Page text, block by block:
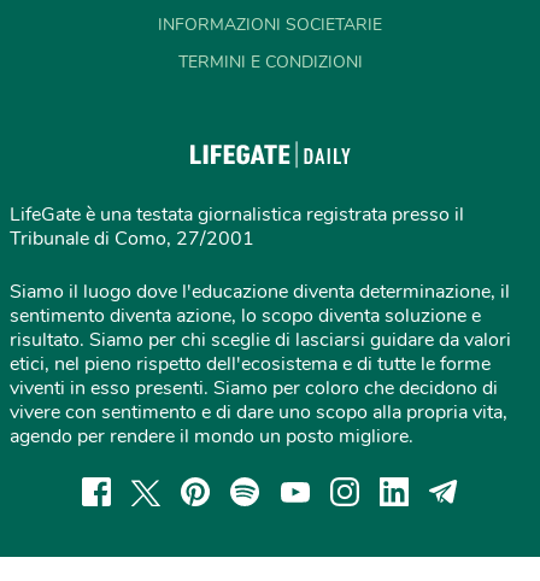
INFORMAZIONI SOCIETARIE
TERMINI E CONDIZIONI
LifeGate è una testata giornalistica registrata presso il
Tribunale di Como, 27/2001
Siamo il luogo dove l'educazione diventa determinazione, il
sentimento diventa azione, lo scopo diventa soluzione e
risultato. Siamo per chi sceglie di lasciarsi guidare da valori
etici, nel pieno rispetto dell'ecosistema e di tutte le forme
viventi in esso presenti. Siamo per coloro che decidono di
vivere con sentimento e di dare uno scopo alla propria vita,
agendo per rendere il mondo un posto migliore.